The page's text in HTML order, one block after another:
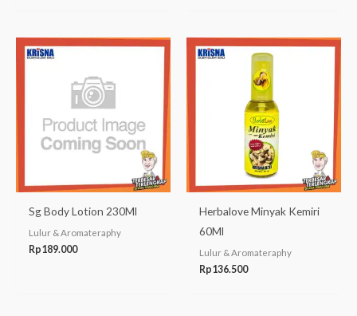
Sg Body Lotion 230Ml
Lulur & Aromateraphy
Rp189.000
Herbalove Minyak Kemiri
60Ml
Lulur & Aromateraphy
Rp136.500